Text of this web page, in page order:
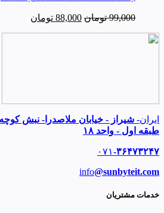
99,000 تومان 88,000 تومان
ایران-
طبقه اول - واحد ۱۸
۰۷۱-۳۶۴۷۳۲۴۷
info@sunbyteit.com
خدمات مشتریان